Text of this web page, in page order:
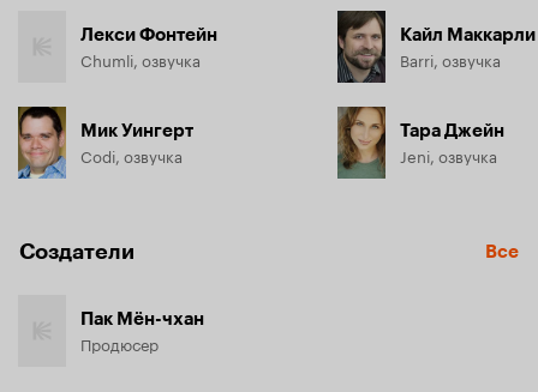
Лекси Фонтейн
Chumli, озвучка
Мик Уингерт
Codi, озвучка
Кайл Маккарли
Barri, озвучка
Тара Джейн
Jeni, озвучка
Создатели Все
Пак Мён-чхан
Продюсер